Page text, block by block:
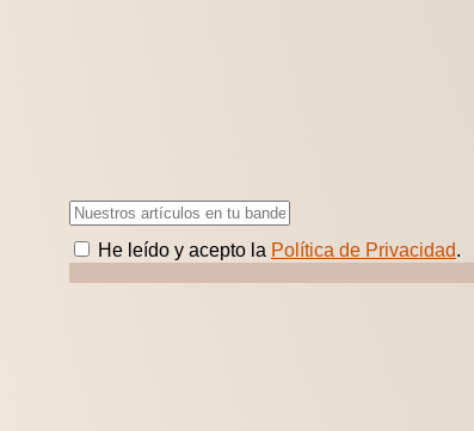
He leído y acepto la Política de Privacidad.